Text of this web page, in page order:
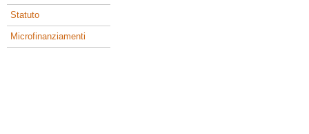
Statuto
Microfinanziamenti